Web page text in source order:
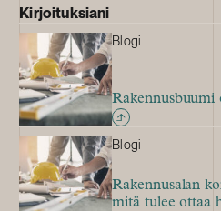
Kirjoituksiani
Blogi
Rakennusbuumi
Blogi
Rakennusalan
mitä tulee ottaa